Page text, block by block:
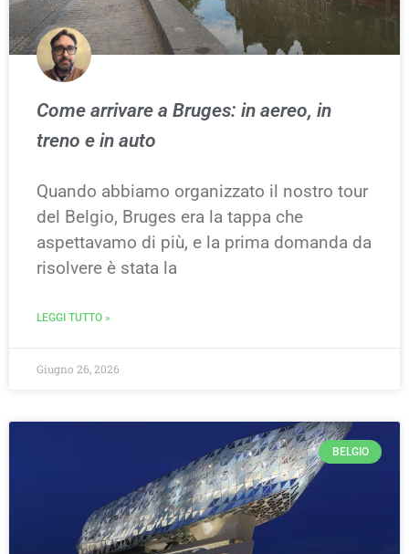
Come arrivare a Bruges: in aereo, in
treno e in auto
Quando abbiamo organizzato il nostro tour
del Belgio, Bruges era la tappa che
aspettavamo di più, e la prima domanda da
risolvere è stata la
LEGGI TUTTO »
Giugno 26, 2026
BELGIO